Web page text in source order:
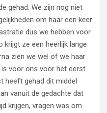
gehad. We zijn nog niet
om haar een keer
dus we hebben voor
krijgt ze een heerlijk lange
zien we wel of we haar
is voor ons voor het eerst
heeft gehad dit middel
vanuit de gedachte dat
krijgen, vragen was om